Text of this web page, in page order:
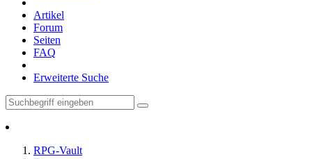
Artikel
Forum
Seiten
FAQ
Erweiterte Suche
RPG-Vault